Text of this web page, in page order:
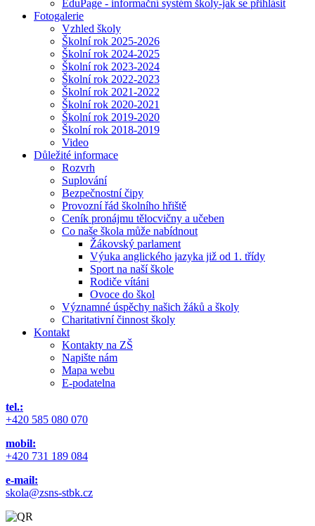
EduPage - informační systém školy-jak se přihlásit
Fotogalerie
Vzhled školy
Školní rok 2025-2026
Školní rok 2024-2025
Školní rok 2023-2024
Školní rok 2022-2023
Školní rok 2021-2022
Školní rok 2020-2021
Školní rok 2019-2020
Školní rok 2018-2019
Video
Důležité informace
Rozvrh
Suplování
Bezpečnostní čipy
Provozní řád školního hřiště
Ceník pronájmu tělocvičny a učeben
Co naše škola může nabídnout
Žákovský parlament
Výuka anglického jazyka již od 1. třídy
Sport na naší škole
Rodiče vítáni
Ovoce do škol
Významné úspěchy našich žáků a školy
Charitativní činnost školy
Kontakt
Kontakty na ZŠ
Napište nám
Mapa webu
E-podatelna
tel.:
+420 585 080 070
mobil:
+420 731 189 084
e-mail:
skola@zsns-stbk.cz